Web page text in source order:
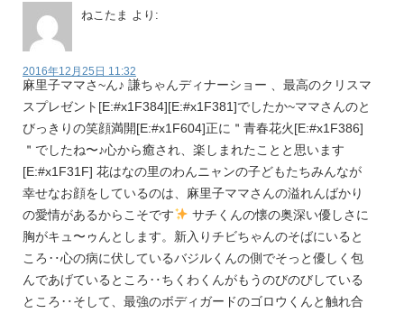
ねこたま より:
2016年12月25日 11:32
麻里子ママさ~ん♪ 謙ちゃんディナーショー 、最高のクリスマ
スプレゼント[E:#x1F384][E:#x1F381]でしたか~ママさんのと
びっきりの笑顔満開[E:#x1F604]正に＂青春花火[E:#x1F386]
＂でしたね〜♪心から癒され、楽しまれたことと思います
[E:#x1F31F] 花はなの里のわんニャンの子どもたちみんなが
幸せなお顔をしているのは、麻里子ママさんの溢れんばかり
の愛情があるからこそです
サチくんの懐の奥深い優しさに
胸がキュ〜ゥんとします。新入りチビちゃんのそばにいると
ころ‥心の病に伏しているバジルくんの側でそっと優しく包
んであげているところ‥ちくわくんがもうのびのびしている
ところ‥そして、最強のボディガードのゴロウくんと触れ合